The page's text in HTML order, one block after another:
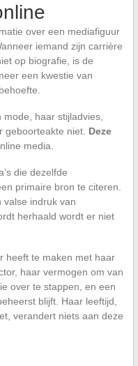
over een mediafiguur
iemand zijn carrière
op biografie, is de
een kwestie van
haar stijladvies,
geboorteakte niet. Deze
media.
die dezelfde
primaire bron te citeren.
valse indruk van
herhaald wordt er niet
heeft te maken met haar
haar vermogen om van
over te stappen, en een
blijft. Haar leeftijd,
verandert niets aan deze